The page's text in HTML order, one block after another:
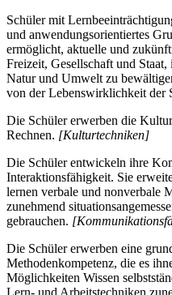
Schüler mit
und anwendungsorientiertes
ermöglicht, aktuelle und
Freizeit, Gesellschaft und
Natur und Umwelt zu
von der Lebenswirklichkeit der
Die Schüler erwerben die
Rechnen. [Kulturtechniken]
Die Schüler entwickeln ihre
Interaktionsfähigkeit. Sie
lernen verbale und nonverbale
zunehmend
gebrauchen.
Die Schüler erwerben eine
Methodenkompetenz, die es
Möglichkeiten Wissen
Lern- und Arbeitstechniken